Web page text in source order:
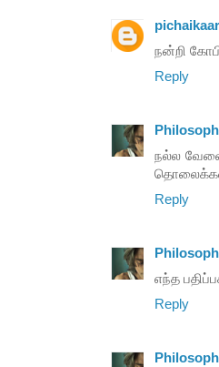
நன்றி
Reply
நல்ல
Reply
எந்த
Reply